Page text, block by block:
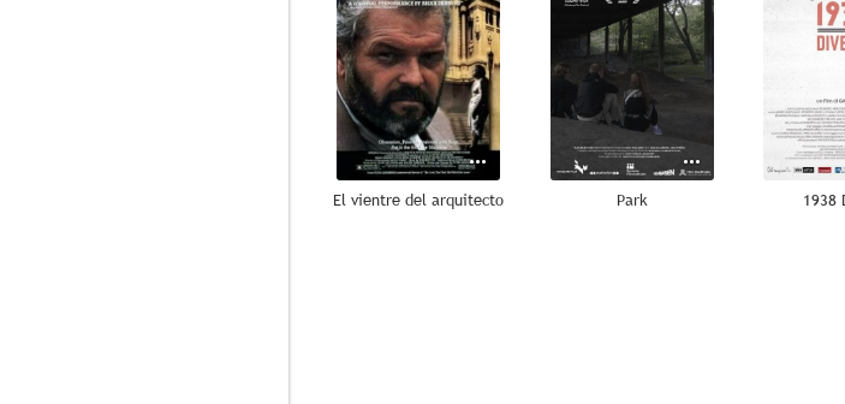
El vientre del arquitecto Park 1938